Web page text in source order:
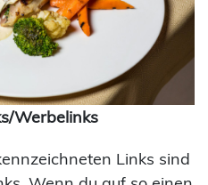
Werbelinks
Links sind